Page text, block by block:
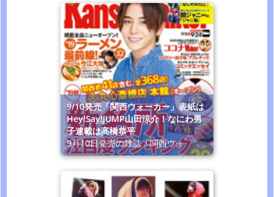
9/10発売「関西ウォーカー」表紙は
Hey!Say!JUMP山田涼介！なにわ男
子連載は高橋恭平
9月10日発売の雑誌「関西ウォ